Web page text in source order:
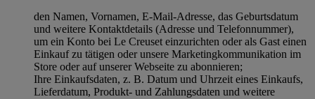
den Namen, Vornamen, E-Mail-Adresse, das Geburtsdatum
und weitere Kontaktdetails (Adresse und Telefonnummer),
um ein Konto bei Le Creuset einzurichten oder als Gast einen
Einkauf zu tätigen oder unsere Marketingkommunikation im
Store oder auf unserer Webseite zu abonnieren;
Ihre Einkaufsdaten, z. B. Datum und Uhrzeit eines Einkaufs,
Lieferdatum, Produkt- und Zahlungsdaten und weitere